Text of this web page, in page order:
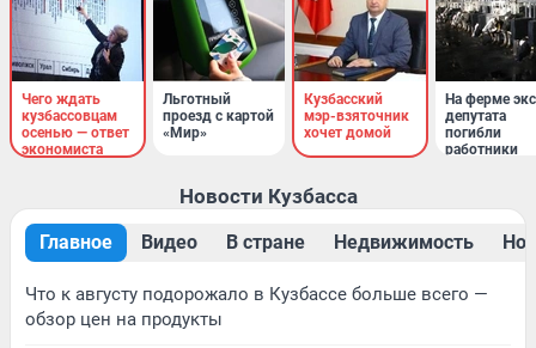
Чего ждать
кузбассовцам
осенью — ответ
экономиста
Льготный
проезд с картой
«Мир»
Кузбасский
мэр-взяточник
хочет домой
На ферме
депутата
погибли
работники
Новости Кузбасса
Главное Видео В стране Недвижимость
Что к августу подорожало в Кузбассе больше всего —
обзор цен на продукты